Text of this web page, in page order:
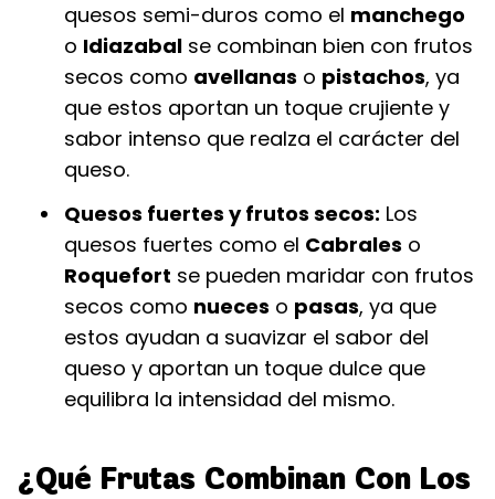
quesos semi-duros como el manchego
o Idiazabal se combinan bien con frutos
secos como avellanas o pistachos, ya
que estos aportan un toque crujiente y
sabor intenso que realza el carácter del
queso.
Quesos fuertes y frutos secos: Los
quesos fuertes como el Cabrales o
Roquefort se pueden maridar con frutos
secos como nueces o pasas, ya que
estos ayudan a suavizar el sabor del
queso y aportan un toque dulce que
equilibra la intensidad del mismo.
¿Qué Frutas Combinan Con Los